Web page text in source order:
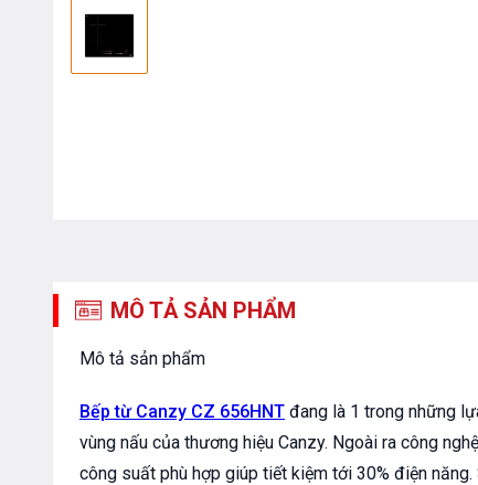
MÔ TẢ SẢN PHẨM
Mô tả sản phẩm
Bếp từ Canzy CZ 656HNT đang là 1 trong những
vùng nấu của thương hiệu Canzy. Ngoài ra công
công suất phù hợp giúp tiết kiệm tới 30% điện